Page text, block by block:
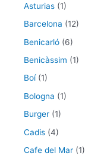
Asturias (1)
Barcelona (12)
Benicarló (6)
Benicàssim (1)
Boí(1)
Bologna (1)
Burger (1)
Cadis (4)
Cafe del Mar (1)